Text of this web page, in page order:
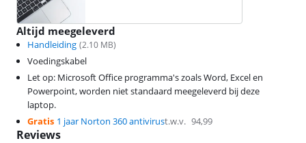
Altijd meegeleverd
Handleiding (2.10 MB)
Voedingskabel
Let op: Microsoft Office programma's zoals Word, Excel en
Powerpoint, worden niet standaard meegeleverd bij deze
laptop.
Gratis 1 jaar Norton 360 antivirust.w.v. 94,99
Reviews